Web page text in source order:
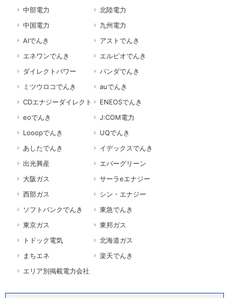
中部電力
北陸電力
中国電力
九州電力
AIでんき
アストでんき
エネワンでんき
エルピオでんき
ダイレクトパワー
パンダでんき
ミツウロコでんき
auでんき
CDエナジーダイレクト
ENEOSでんき
eoでんき
J:COM電力
Looopでんき
UQでんき
あしたでんき
イデックスでんき
出光興産
エバーグリーン
大阪ガス
サーラeエナジー
西部ガス
シン・エナジー
ソフトバンクでんき
東急でんき
東京ガス
東邦ガス
トドック電気
北海道ガス
まちエネ
楽天でんき
エリア別掲載電力会社